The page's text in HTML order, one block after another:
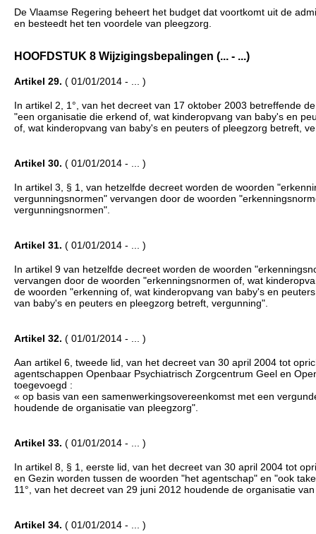
De Vlaamse Regering beheert het budget dat voortkomt uit de
en besteedt het ten voordele van pleegzorg.
HOOFDSTUK 8 Wijzigingsbepalingen (... - ...)
Artikel 29. ( 01/01/2014 - ... )
In artikel 2, 1°, van het decreet van 17 oktober 2003 betreffende
"een organisatie die erkend of, wat kinderopvang van baby's en
of, wat kinderopvang van baby's en peuters of pleegzorg betreft,
Artikel 30. ( 01/01/2014 - ... )
In artikel 3, § 1, van hetzelfde decreet worden de woorden
vergunningsnormen" vervangen door de woorden
vergunningsnormen".
Artikel 31. ( 01/01/2014 - ... )
In artikel 9 van hetzelfde decreet worden de woorden
vervangen door de woorden "erkenningsnormen of, wat
de woorden "erkenning of, wat kinderopvang van baby's en
van baby's en peuters en pleegzorg betreft, vergunning".
Artikel 32. ( 01/01/2014 - ... )
Aan artikel 6, tweede lid, van het decreet van 30 april 2004 tot
agentschappen Openbaar Psychiatrisch Zorgcentrum Geel en
toegevoegd :
« op basis van een samenwerkingsovereenkomst met een
houdende de organisatie van pleegzorg".
Artikel 33. ( 01/01/2014 - ... )
In artikel 8, § 1, eerste lid, van het decreet van 30 april 2004 tot
en Gezin worden tussen de woorden "het agentschap" en "ook
11°, van het decreet van 29 juni 2012 houdende de organisatie
Artikel 34. ( 01/01/2014 - ... )